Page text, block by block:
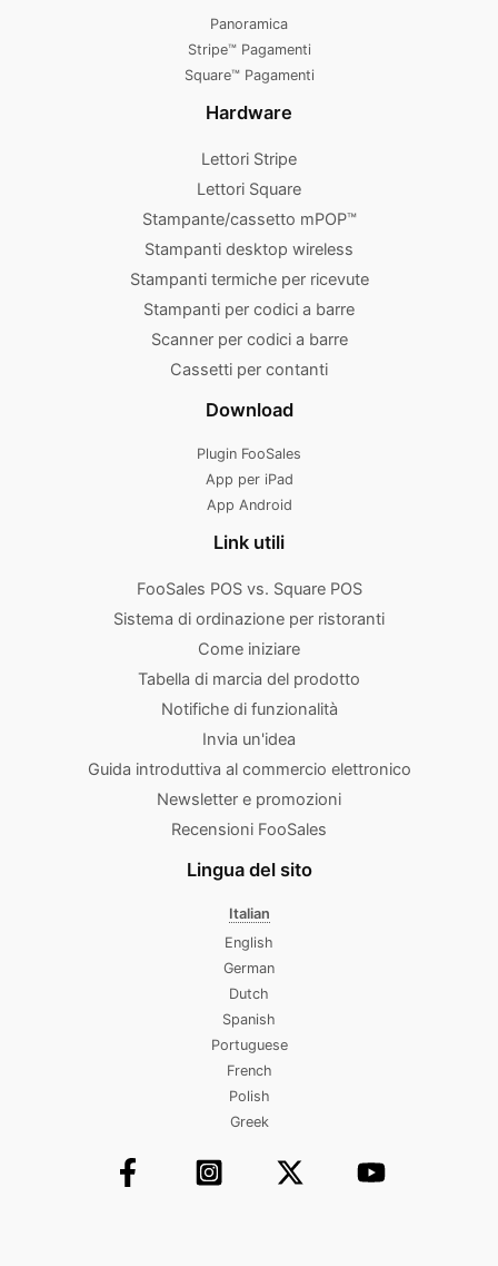
Panoramica
Stripe™ Pagamenti
Square™ Pagamenti
Hardware
Lettori Stripe
Lettori Square
Stampante/cassetto mPOP™
Stampanti desktop wireless
Stampanti termiche per ricevute
Stampanti per codici a barre
Scanner per codici a barre
Cassetti per contanti
Download
Plugin FooSales
App per iPad
App Android
Link utili
FooSales POS vs. Square POS
Sistema di ordinazione per ristoranti
Come iniziare
Tabella di marcia del prodotto
Notifiche di funzionalità
Invia un'idea
Guida introduttiva al commercio elettronico
Newsletter e promozioni
Recensioni FooSales
Lingua del sito
Italian
English
German
Dutch
Spanish
Portuguese
French
Polish
Greek